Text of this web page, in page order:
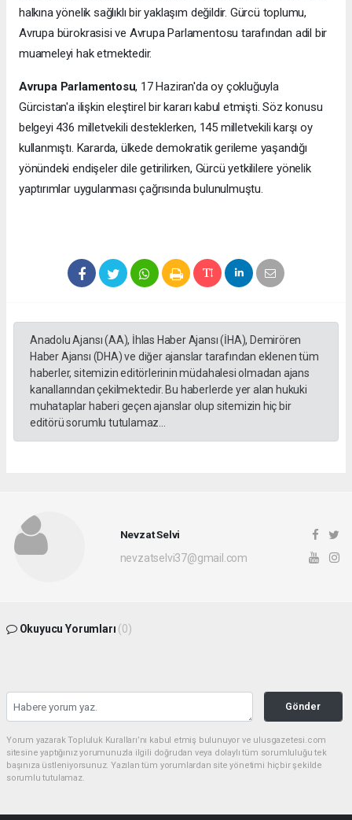
halkına yönelik sağlıklı bir yaklaşım değildir. Gürcü toplumu,
Avrupa bürokrasisi ve Avrupa Parlamentosu tarafından adil bir
muameleyi hak etmektedir.
Avrupa Parlamentosu, 17 Haziran'da oy çokluğuyla
Gürcistan'a ilişkin eleştirel bir kararı kabul etmişti. Söz konusu
belgeyi 436 milletvekili desteklerken, 145 milletvekili karşı oy
kullanmıştı. Kararda, ülkede demokratik gerileme yaşandığı
yönündeki endişeler dile getirilirken, Gürcü yetkililere yönelik
yaptırımlar uygulanması çağrısında bulunulmuştu.
Anadolu Ajansı (AA), İhlas Haber Ajansı (İHA), Demirören
Haber Ajansı (DHA) ve diğer ajanslar tarafından eklenen tüm
haberler, sitemizin editörlerinin müdahalesi olmadan ajans
kanallarından çekilmektedir. Bu haberlerde yer alan hukuki
muhataplar haberi geçen ajanslar olup sitemizin hiç bir
editörü sorumlu tutulamaz...
Nevzat Selvi
nevzatselvi37@gmail.com
Okuyucu Yorumları (0)
Gönder
Yorum yazarak Topluluk Kuralları’nı kabul etmiş bulunuyor ve ulusgazetesi.com
sitesine yaptığınız yorumunuzla ilgili doğrudan veya dolaylı tüm sorumluluğu tek
başınıza üstleniyorsunuz. Yazılan tüm yorumlardan site yönetimi hiçbir şekilde
sorumlu tutulamaz.